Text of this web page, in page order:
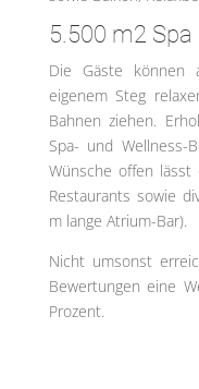
5.500 m2
Die Gäste können
eigenem Steg
Bahnen ziehen.
Spa- und Wellness-
Wünsche offen lässt
Restaurants sowie
m lange Atrium-Bar).
Nicht umsonst
Bewertungen eine
Prozent.